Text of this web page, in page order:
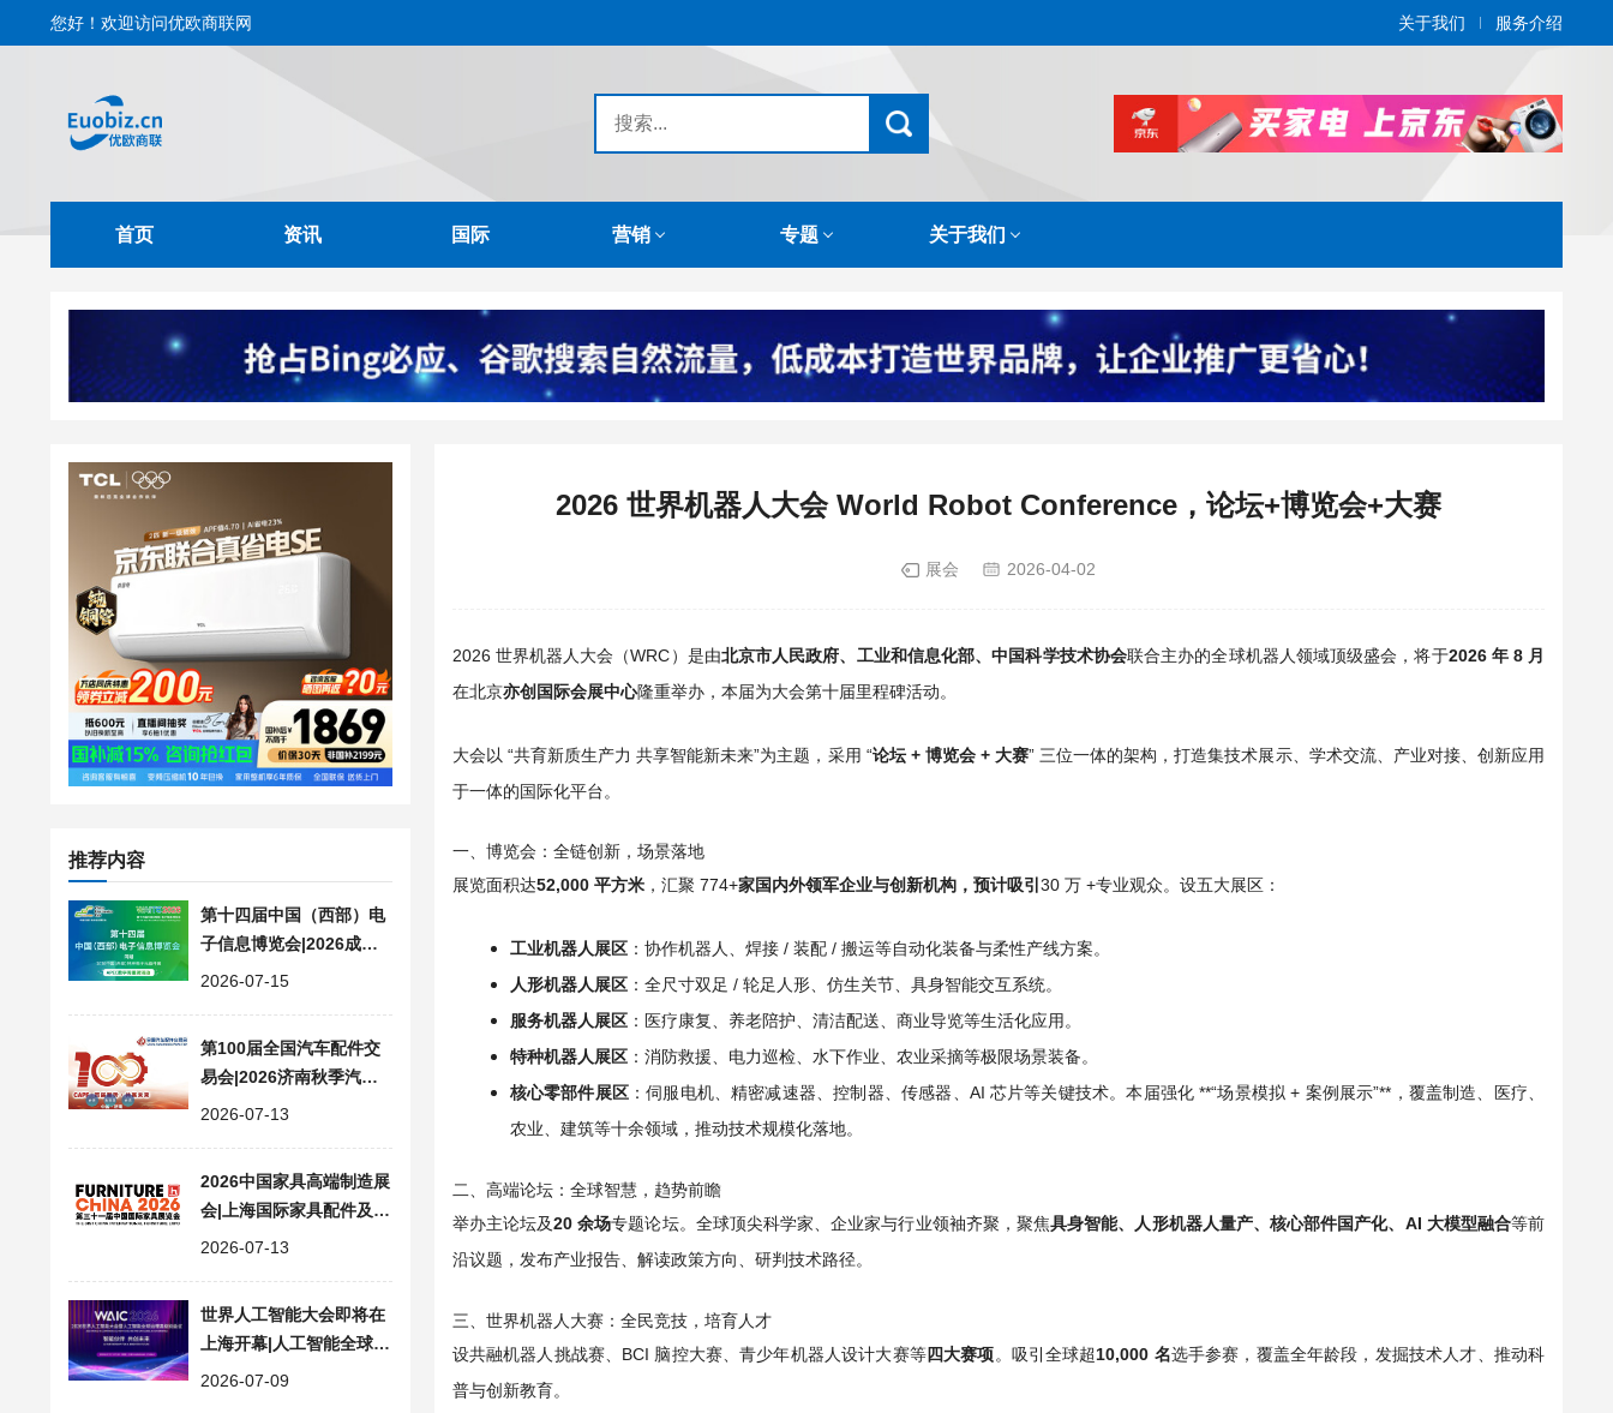
您好！欢迎访问优欧商联网 关于我们 服务介绍
首页 资讯 国际 营销 专题 关于我们
推荐内容
第十四届中国（西部）电
子信息博览会|2026成都
西部电子元器件展会
2026-07-15
第100届全国汽车配件交
易会|2026济南秋季汽配
展会 CAPF
2026-07-13
2026中国家具高端制造展
会|上海国际家具配件及材
料精品展 FMC Premium
2026-07-13
世界人工智能大会即将在
上海开幕|人工智能全球治
理高级别会议 WAIC 2026
2026-07-09
2026 世界机器人大会 World Robot Conference，论坛+博览会+大赛
展会 2026-04-02
2026 世界机器人大会（WRC）是由北京市人民政府、工业和信息化部、中国科学技术协会联合主办的全球机器人领域顶级盛会，将于2026 年 8 月
在北京亦创国际会展中心隆重举办，本届为大会第十届里程碑活动。
大会以 “共育新质生产力 共享智能新未来”为主题，采用 “论坛 + 博览会 + 大赛” 三位一体的架构，打造集技术展示、学术交流、产业对接、创新应用
于一体的国际化平台。
一、博览会：全链创新，场景落地
展览面积达52,000 平方米，汇聚 774+家国内外领军企业与创新机构，预计吸引 30 万 +专业观众。设五大展区：
工业机器人展区：协作机器人、焊接 / 装配 / 搬运等自动化装备与柔性产线方案。
人形机器人展区：全尺寸双足 / 轮足人形、仿生关节、具身智能交互系统。
服务机器人展区：医疗康复、养老陪护、清洁配送、商业导览等生活化应用。
特种机器人展区：消防救援、电力巡检、水下作业、农业采摘等极限场景装备。
核心零部件展区 ：伺服电机、精密减速器、控制器、传感器、AI 芯片等关键技术。本届强化 **“场景模拟 + 案例展示”**，覆盖制造、医疗、
农业、建筑等十余领域，推动技术规模化落地。
二、高端论坛：全球智慧，趋势前瞻
举办主论坛及20 余场专题论坛。全球顶尖科学家、企业家与行业领袖齐聚，聚焦具身智能、人形机器人量产、核心部件国产化、AI 大模型融合等前
沿议题，发布产业报告、解读政策方向、研判技术路径。
三、世界机器人大赛：全民竞技，培育人才
设共融机器人挑战赛、BCI 脑控大赛、青少年机器人设计大赛等四大赛项。吸引全球超10,000 名选手参赛，覆盖全年龄段，发掘技术人才、推动科
普与创新教育。